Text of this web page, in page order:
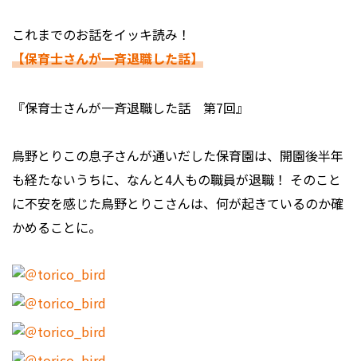
これまでのお話をイッキ読み！
【保育士さんが一斉退職した話】
『保育士さんが一斉退職した話 第7回』
鳥野とりこの息子さんが通いだした保育園は、開園後半年
も経たないうちに、なんと4人もの職員が退職！ そのこと
に不安を感じた鳥野とりこさんは、何が起きているのか確
かめることに。